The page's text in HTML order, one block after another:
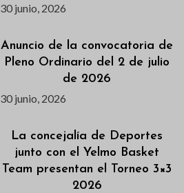
30 junio, 2026
Anuncio de la convocatoria de
Pleno Ordinario del 2 de julio
de 2026
30 junio, 2026
La concejalía de Deportes
junto con el Yelmo Basket
Team presentan el Torneo 3×3
2026